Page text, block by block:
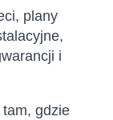
plany
i
tam, gdzie